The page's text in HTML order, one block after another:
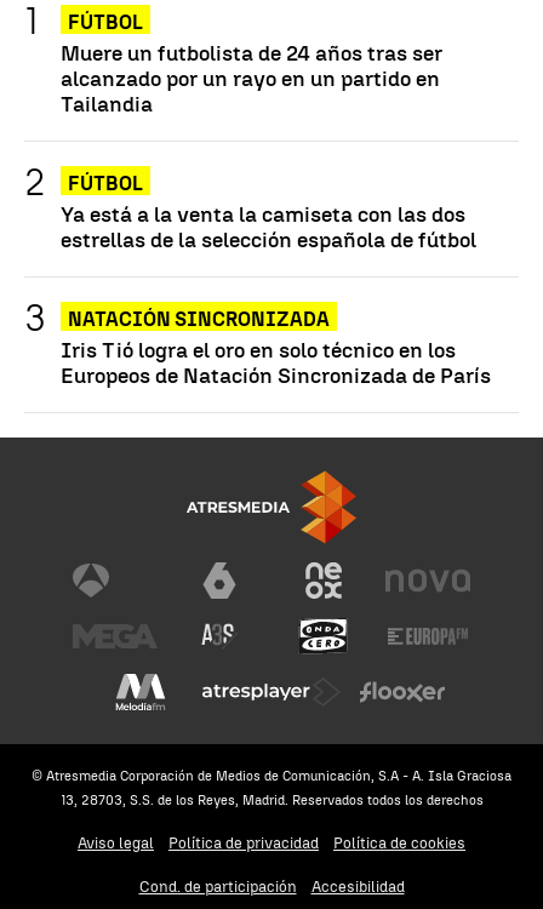
FÚTBOL
Muere un futbolista de 24 años tras ser
alcanzado por un rayo en un partido en
Tailandia
FÚTBOL
Ya está a la venta la camiseta con las dos
estrellas de la selección española de fútbol
NATACIÓN SINCRONIZADA
Iris Tió logra el oro en solo técnico en los
Europeos de Natación Sincronizada de París
© Atresmedia Corporación de Medios de Comunicación, S.A - A. Isla Graciosa
13, 28703, S.S. de los Reyes, Madrid. Reservados todos los derechos
Aviso legal Política de privacidad Política de cookies
Cond. de participación Accesibilidad